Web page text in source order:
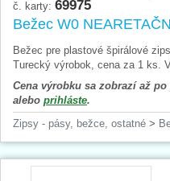
č. karty: 69975
Bežec W0
Bežec pre plastové špirálové
Turecký výrobok, cena za 1 ks.
Cena výrobku sa zobrazí až
alebo prihláste.
Zipsy - pásy, bežce, ostatné >